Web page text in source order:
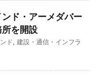
ド・アーメダバー
所を開設
ド, 建設・通信・インフラ